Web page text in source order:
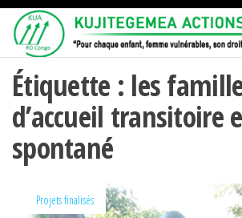
Passer
contenu
Étiquette : les
d’accueil transitoire
spontané
Projets finalisés